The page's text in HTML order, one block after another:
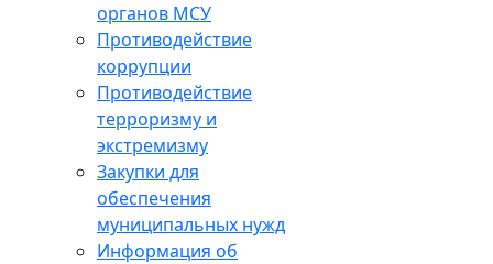
органов МСУ
Противодействие
коррупции
Противодействие
терроризму и
экстремизму
Закупки для
обеспечения
муниципальных нужд
Информация об